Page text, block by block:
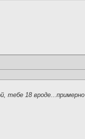
тебе 18 вроде...примерно